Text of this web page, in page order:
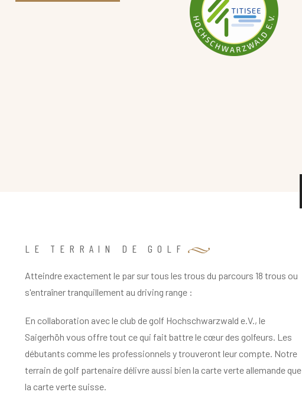
LE TERRAIN DE GOLF
Atteindre exactement le par sur tous les trous du parcours 18 trous ou
s'entraîner tranquillement au driving range :
En collaboration avec le club de golf Hochschwarzwald e.V., le
Saigerhöh vous offre tout ce qui fait battre le cœur des golfeurs. Les
débutants comme les professionnels y trouveront leur compte. Notre
terrain de golf partenaire délivre aussi bien la carte verte allemande que
la carte verte suisse.